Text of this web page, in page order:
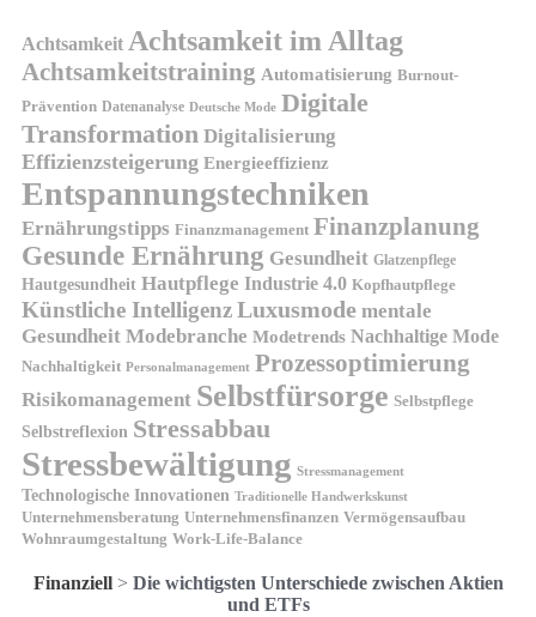
Achtsamkeit Achtsamkeit im Alltag
Achtsamkeitstraining Automatisierung Burnout-
Prävention Datenanalyse Deutsche Mode Digitale
Transformation Digitalisierung
Effizienzsteigerung Energieeffizienz
Entspannungstechniken
Ernährungstipps Finanzmanagement Finanzplanung
Gesunde Ernährung Gesundheit Glatzenpflege
Hautgesundheit Hautpflege Industrie 4.0 Kopfhautpflege
Künstliche IntelligenzLuxusmode mentale
Gesundheit Modebranche Modetrends Nachhaltige Mode
Nachhaltigkeit Personalmanagement Prozessoptimierung
Risikomanagement Selbstfürsorge Selbstpflege
Selbstreflexion Stressabbau
Stressbewältigung Stressmanagement
Technologische Innovationen Traditionelle Handwerkskunst
Unternehmensberatung Unternehmensfinanzen Vermögensaufbau
Wohnraumgestaltung Work-Life-Balance
Finanziell> Die wichtigsten Unterschiede zwischen Aktien
und ETFs